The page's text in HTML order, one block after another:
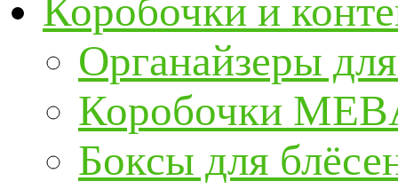
Коробочки и
Органайзеры
Коробочки
Боксы для